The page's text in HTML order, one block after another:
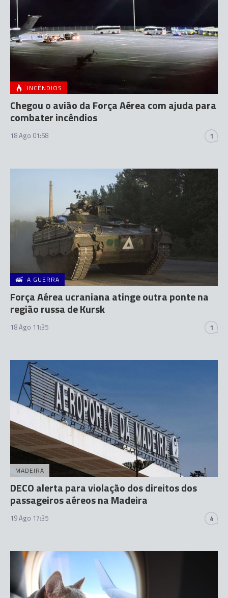
INCÊNDIOS
Chegou o avião da Força Aérea com ajuda para
combater incêndios
18 Ago 01:58 1
A GUERRA
Força Aérea ucraniana atinge outra ponte na
região russa de Kursk
18 Ago 11:35 1
MADEIRA
DECO alerta para violação dos direitos dos
passageiros aéreos na Madeira
19 Ago 17:35 4